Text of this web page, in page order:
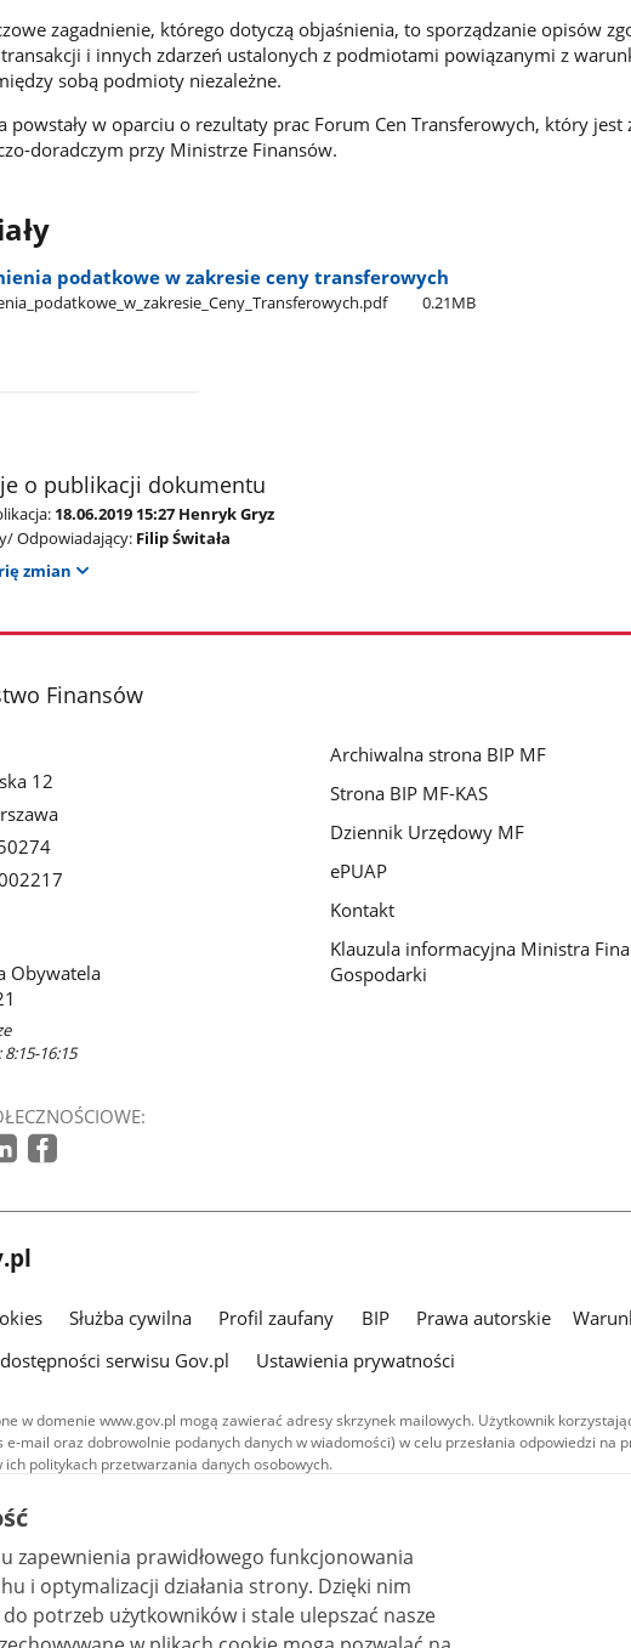
zagadnienie, którego dotyczą objaśnienia, to sporządzanie opisów
i innych zdarzeń ustalonych z podmiotami powiązanymi z
sobą podmioty niezależne.
powstały w oparciu o rezultaty prac Forum Cen Transferowych, który jest
doradczym przy Ministrze Finansów.
podatkowe w zakresie ceny transferowych
0.21MB
o publikacji dokumentu
18.06.2019 15:27 Henryk Gryz
Odpowiadający: Filip Świtała
zmian
Finansów
12
Obywatela
16:15
Archiwalna strona BIP MF
Strona BIP MF-KAS
Dziennik Urzędowy MF
ePUAP
Kontakt
Klauzula informacyjna Ministra
Gospodarki
Służba cywilna Profil zaufany BIP Prawa autorskie
serwisu Gov.pl
Ustawienia prywatności
w domenie www.gov.pl mogą zawierać adresy skrzynek mailowych. Użytkownik
e-mail oraz dobrowolnie podanych danych w wiadomości) w celu przesłania odpowiedzi na
ich politykach przetwarzania danych osobowych.
Treści tekstowe publikowane w serwisie (z wyłączeniem treści audiowizualnych), są
udostępniane na licencji typu Creative Commons: uznanie autorstwa - na tych samych
warunkach 4.0 (CC BY-SA 4.0). Materiały audiowizualne, w tym zdjęcia, materiały audio i
są udostępniane na licencji typu Creative Commons: uznanie autorstwa użycie niekomercyjne
bez utworów zależnych 4.0 (CC BY-NC-ND 4.0), o ile nie jest to stwierdzone inaczej.
zapewnienia prawidłowego funkcjonowania
działania strony. Dzięki nim
potrzeb użytkowników i stale ulepszać nasze